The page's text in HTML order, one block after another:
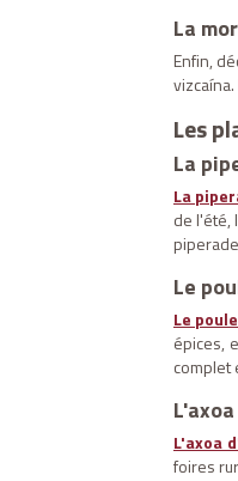
La
Enfin,
Les
La
La
de l'été,
Le
Le
épices,
complet
L'axoa
L'axoa
foires